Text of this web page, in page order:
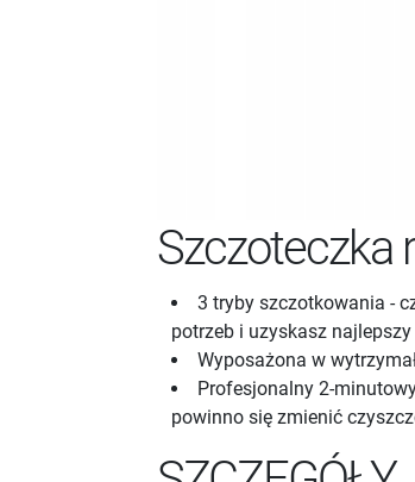
Szczoteczka
3 tryby szczotkowania -
potrzeb i uzyskasz
Wyposażona w
Profesjonalny 2-
powinno się zmienić